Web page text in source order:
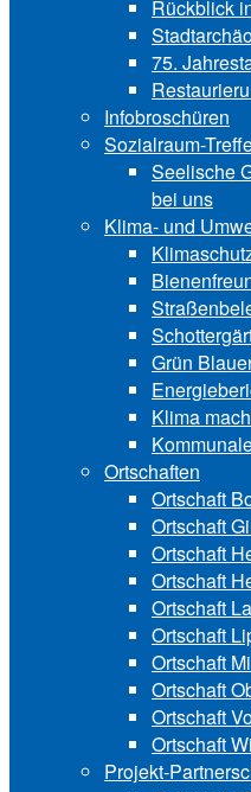
Rückblick
75.
Infobroschüren
Sozialraum-
Seelische
bei uns
Klima- und
Grün
Klima
Ortschaften
Ortschaft
Ortschaft
Ortschaft
Ortschaft
Ortschaft
Ortschaft
Ortschaft
Ortschaft
Ortschaft
Ortschaft
Projekt-